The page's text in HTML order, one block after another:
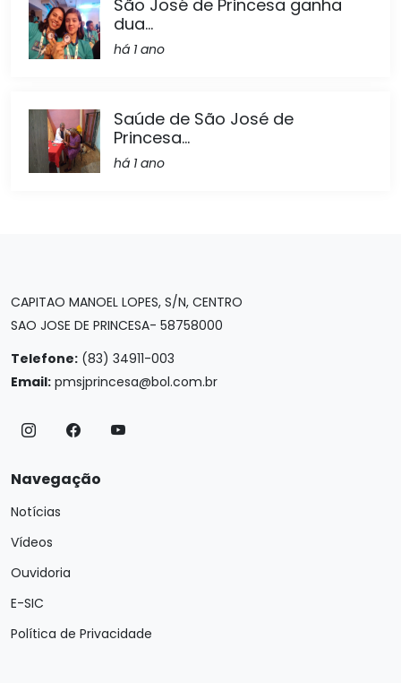
São José de Princesa ganha
dua...
há 1 ano
Saúde de São José de
Princesa...
há 1 ano
CAPITAO MANOEL LOPES, S/N, CENTRO
SAO JOSE DE PRINCESA- 58758000
Telefone: (83) 34911-003
Email: pmsjprincesa@bol.com.br
Navegação
Notícias
Vídeos
Ouvidoria
E-SIC
Política de Privacidade